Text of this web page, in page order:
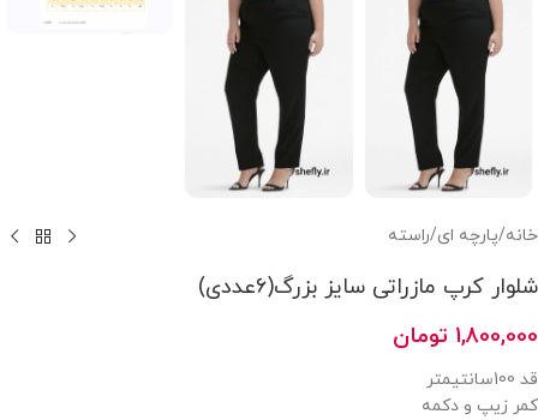
خانه/پارچه ای/راسته
شلوار کرپ مازراتی سایز بزرگ(۶عددی)
1,800,000 تومان
قد 100سانتیمتر
کمر زیپ و دکمه